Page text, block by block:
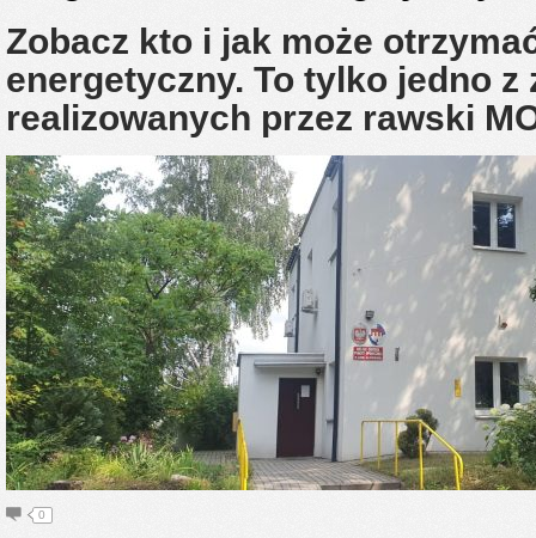
Zobacz kto i jak może
energetyczny. To tylko jedno z
realizowanych przez rawski
0